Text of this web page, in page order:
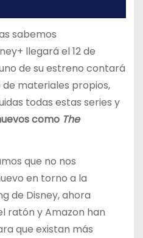
sabemos
llegará el 12 de
de su estreno contará
materiales propios,
todas estas series y
como The
que no nos
en torno a la
de Disney, ahora
ratón y Amazon han
que existan más